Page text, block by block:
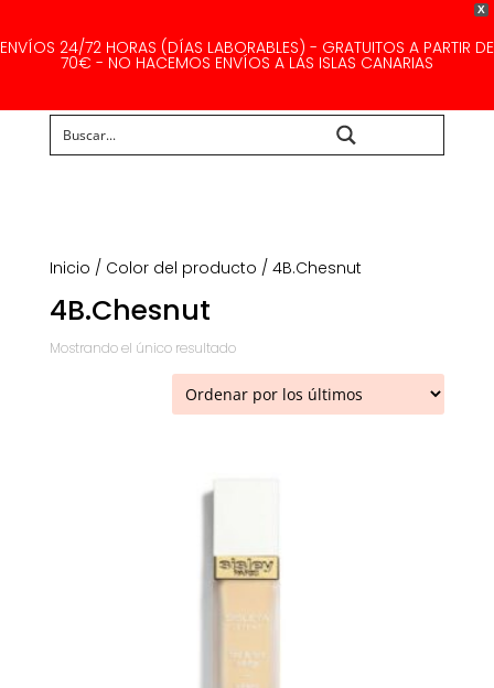
X
ENVÍOS 24/72 HORAS (DÍAS LABORABLES) - GRATUITOS A PARTIR DE
70€ - NO HACEMOS ENVÍOS A LAS ISLAS CANARIAS
Inicio / Color del producto / 4B.Chesnut
4B.Chesnut
Mostrando el único resultado